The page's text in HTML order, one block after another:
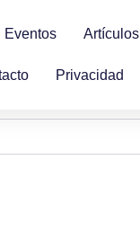
Eventos Artículos
Privacidad